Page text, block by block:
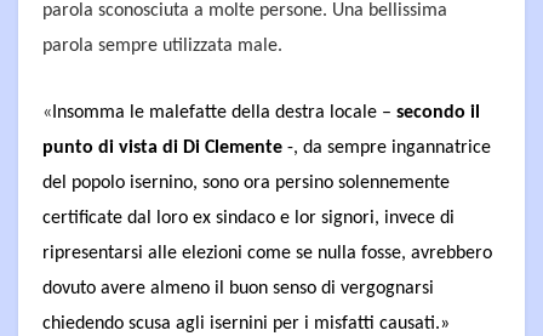
parola sconosciuta a molte persone. Una bellissima
parola sempre utilizzata male.
« Insomma le malefatte della destra locale – secondo il
punto di vista di Di Clemente -, da sempre ingannatrice
del popolo isernino, sono ora persino solennemente
certificate dal loro ex sindaco e lor signori, invece di
ripresentarsi alle elezioni come se nulla fosse, avrebbero
dovuto avere almeno il buon senso di vergognarsi
chiedendo scusa agli isernini per i misfatti causati.»